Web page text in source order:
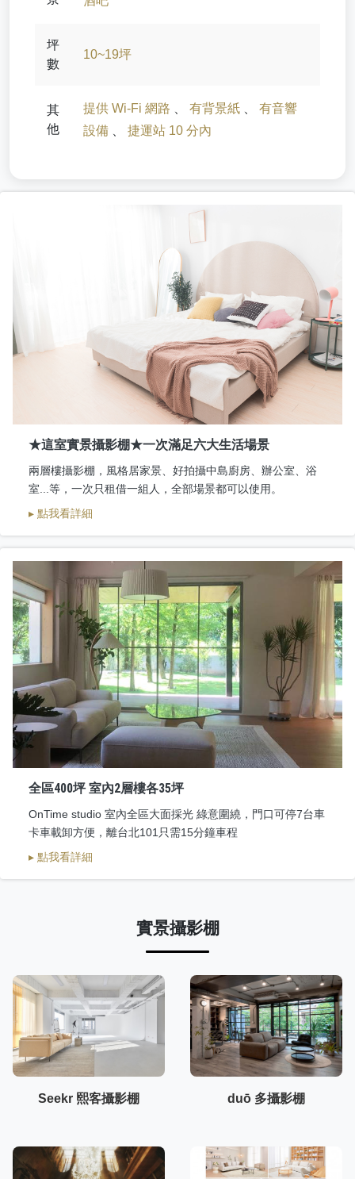
坪
數
10~19坪
其
他
提供 Wi-Fi 網路 有背景紙
有音響
設備
捷運站 10 分內
★這室實景攝影棚★一次滿足六大生活場景
兩層樓攝影棚，風格居家景、好拍攝中島廚房、辦公室、浴
室...等，一次只租借一組人，全部場景都可以使用。
▸ 點我看詳細
全區400坪 室內2層樓各35坪
OnTime studio 室內全區大面採光 綠意圍繞，門口可停7台車
卡車載卸方便，離台北101只需15分鐘車程
▸ 點我看詳細
實景攝影棚
Seekr 熙客攝影棚 duō 多攝影棚